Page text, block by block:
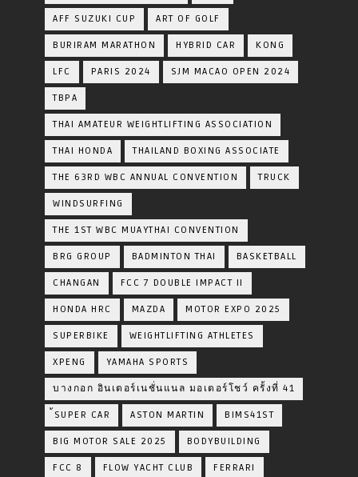
AFF SUZUKI CUP ART OF GOLF
BURIRAM MARATHON HYBRID CAR KONG
LFC PARIS 2024 SJM MACAO OPEN 2024
TBPA
THAI AMATEUR WEIGHTLIFTING ASSOCIATION
THAI HONDA THAILAND BOXING ASSOCIATE
THE 63RD WBC ANNUAL CONVENTION TRUCK
WINDSURFING
THE 1ST WBC MUAYTHAI CONVENTION
BRG GROUP BADMINTON THAI BASKETBALL
CHANGAN FCC 7 DOUBLE IMPACT II
HONDA HRC MAZDA MOTOR EXPO 2025
SUPERBIKE WEIGHTLIFTING ATHLETES
XPENG YAMAHA SPORTS
บางกอก อินเตอร์เนชั่นแนล มอเตอร์โชว์ ครั้งที่ 41
้SUPER CAR ASTON MARTIN BIMS41ST
BIG MOTOR SALE 2025 BODYBUILDING
FCC 8 FLOW YACHT CLUB FERRARI